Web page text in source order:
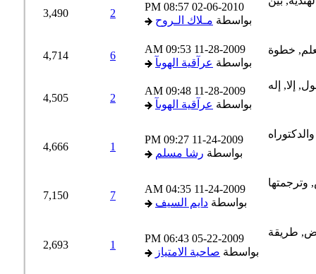
02-06-2010
08:57 PM
بواسطةمـلاك الـروح
3,490
11-28-2009
09:53 AM
بواسطةعرآقية الهوىآ
4,714
11-28-2009
09:48 AM
بواسطةعرآقية الهوىآ
4,505
11-24-2009
09:27 PM
بواسطةرشا مسلم
4,666
11-24-2009
04:35 AM
بواسطةدايم السيف
7,150
05-22-2009
06:43 PM
بواسطةصاحبة الامتياز
2,693